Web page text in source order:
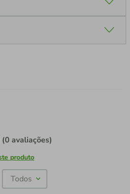
(0 avaliações)
produto
Todos